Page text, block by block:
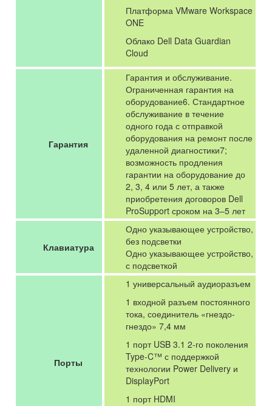
Платформа VMware Workspace
ONE
Облако Dell Data Guardian
Cloud
Гарантия
Гарантия и обслуживание.
Ограниченная гарантия на
оборудование6. Стандартное
обслуживание в течение
одного года с отправкой
оборудования на ремонт после
удаленной диагностики7;
возможность продления
гарантии на оборудование до
2, 3, 4 или 5 лет, а также
приобретения договоров Dell
ProSupport сроком на 3–5 лет
Клавиатура
Одно указывающее устройство,
без подсветки
Одно указывающее устройство,
с подсветкой
Порты
1 универсальный аудиоразъем
1 входной разъем постоянного
тока, соединитель «гнездо-
гнездо» 7,4 мм
1 порт USB 3.1 2-го поколения
Type-C™ с поддержкой
технологии Power Delivery и
DisplayPort
1 порт HDMI